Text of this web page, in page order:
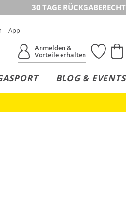
30 TAGE RÜCKGABERECHT
App
Anmelden &
Vorteile erhalten
BLOG & EVENTS